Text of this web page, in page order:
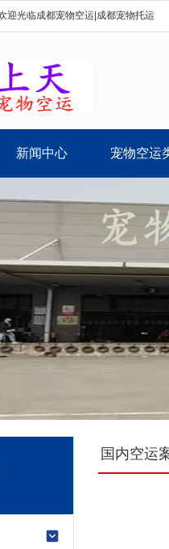
迎光临成都宠物空运|成都宠物托运
新闻中心 宠物空运
国内空运